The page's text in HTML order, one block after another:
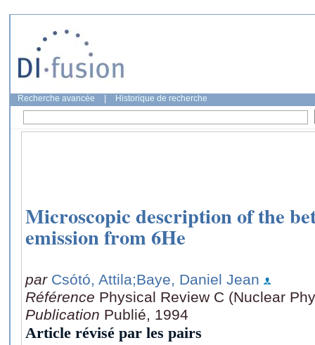
Recherche avancée Historique de recherche
Microscopic description of the
emission from 6He
par Csótó, Attila;Baye, Daniel Jean
Référence Physical Review C (Nuclear
Publication Publié, 1994
Article révisé par les pairs